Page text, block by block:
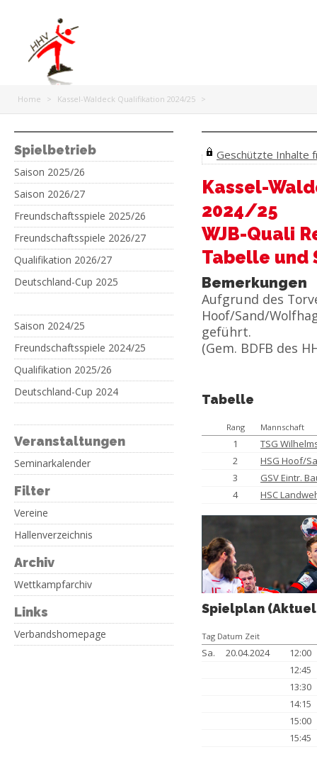
Home > Kassel-Waldeck Qualifikation 2024/25 >
Spielbetrieb
Saison 2025/26
Saison 2026/27
Freundschaftsspiele 2025/26
Freundschaftsspiele 2026/27
Qualifikation 2026/27
Deutschland-Cup 2025
Saison 2024/25
Freundschaftsspiele 2024/25
Qualifikation 2025/26
Deutschland-Cup 2024
Veranstaltungen
Seminarkalender
Filter
Vereine
Hallenverzeichnis
Archiv
Wettkampfarchiv
Links
Verbandshomepage
Geschützte Inhalte
Kassel-
2024/25
WJB-Quali
Tabelle und
Bemerkungen
Aufgrund des
Hoof/Sand/
geführt.
(Gem. BDFB des
Tabelle
Rang Mannschaft
1
TSG
2
HSG Hoof/
3
GSV Eintr.
4
HSC
Spielplan
Tag Datum Zeit
Sa. 20.04.2024
12:00
12:45
13:30
14:15
15:00
15:45